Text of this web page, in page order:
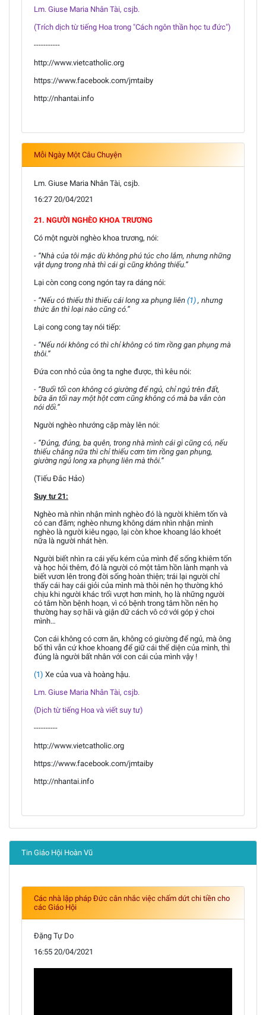
Lm. Giuse Maria Nhân Tài, csjb.
(Trích dịch từ tiếng Hoa trong "Cách ngôn thần học tu đức")
-----------
http://www.vietcatholic.org
https://www.facebook.com/jmtaiby
http://nhantai.info
Mỗi Ngày Một Câu Chuyện
Lm. Giuse Maria Nhân Tài, csjb.
16:27 20/04/2021
21. NGƯỜI NGHÈO KHOA TRƯƠNG
Có một người nghèo khoa trương, nói:
- “Nhà của tôi mặc dù không phú túc cho lắm, nhưng những
vật dụng trong nhà thì cái gì cũng không thiếu.”
Lại còn cong cong ngón tay ra dáng nói:
- “Nếu có thiếu thì thiếu cái long xa phụng liên (1) , nhưng
thức ăn thì loại nào cũng có.”
Lại cong cong tay nói tiếp:
- “Nếu nói không có thì chỉ không có tim rồng gan phụng mà
thôi.”
Đứa con nhỏ của ông ta nghe được, thì kêu nói:
- “Buổi tối con không có giường để ngủ, chỉ ngủ trên đất,
bữa ăn tối nay một hột cơm cũng không có mà ba vẫn còn
nói dối.”
Người nghèo nhướng cặp mày lên nói:
- “Đúng, đúng, ba quên, trong nhà mình cái gì cũng có, nếu
thiếu chăng nữa thì chỉ thiếu cơm tim rồng gan phụng,
giường ngủ long xa phụng liên mà thôi.”
(Tiếu Đắc Hảo)
Suy tư 21:
Nghèo mà nhìn nhận mình nghèo đó là người khiêm tốn và
có can đãm; nghèo nhưng không dám nhìn nhận mình
nghèo là người kiêu ngạo, lại còn khoe khoang láo khoét
nữa là người nhát hèn.
Người biết nhìn ra cái yếu kém của mình để sống khiêm tốn
và học hỏi thêm, đó là người có một tâm hồn lành mạnh và
biết vươn lên trong đời sống hoàn thiện; trái lại người chỉ
thấy cái hay cái giỏi của mình mà thôi nên họ thường khó
chịu khi người khác trổi vượt hơn mình, họ là những người
có tâm hồn bệnh hoạn, vì có bệnh trong tâm hồn nên họ
thường hay sợ hãi và giận dữ cách vô cớ với góp ý choi
mình…
Con cái không có cơm ăn, không có giường để ngủ, mà ông
bố thì vẫn cứ khoe khoang để giữ cái thể diện của mình, thì
đúng là người bất nhân với con cái của mình vậy !
(1) Xe của vua và hoàng hậu.
Lm. Giuse Maria Nhân Tài, csjb.
(Dịch từ tiếng Hoa và viết suy tư)
----------
http://www.vietcatholic.org
https://www.facebook.com/jmtaiby
http://nhantai.info
Tin Giáo Hội Hoàn Vũ
Các nhà lập pháp Đức cân nhắc việc chấm dứt chi tiền cho
các Giáo Hội
Đặng Tự Do
16:55 20/04/2021